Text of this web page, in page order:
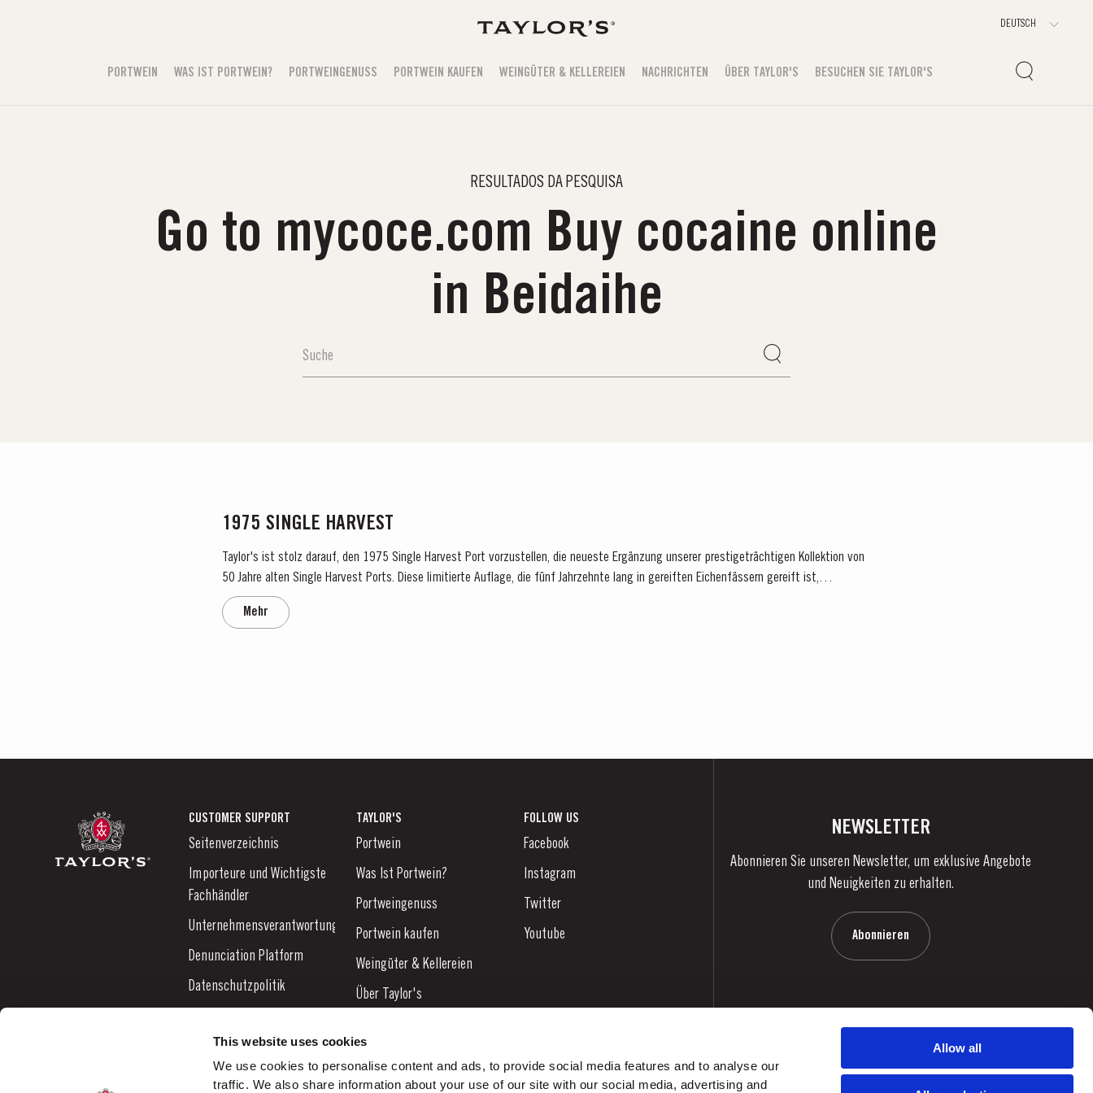
This website uses cookies
We use cookies to personalise content and ads, to provide social media features and to analyse our
traffic. We also share information about your use of our site with our social media, advertising and
Allow all
PORTWEIN WAS IST PORTWEIN? PORTWEINGENUSS PORTWEIN KAUFEN WEINGÜTER & KELLEREIEN NACHRICHTEN ÜBER TAYLOR'S BESUCHEN SIE TAYLOR'S
RESULTADOS DA PESQUISA
Go to mycoce.com Buy cocaine online
in Beidaihe
1975 SINGLE HARVEST
Taylor's ist stolz darauf, den 1975 Single Harvest Port vorzustellen, die neueste Ergänzung unserer prestigeträchtigen Kollektion von
50 Jahre alten Single Harvest Ports. Diese limitierte Auflage, die fünf Jahrzehnte lang in gereiften Eichenfässern gereift ist,
verkörpert Taylors Engagement für Exzellenz,...
Mehr
CUSTOMER SUPPORT
Seitenverzeichnis
Importeure und Wichtigste
Fachhändler
Unternehmensverantwortung
Denunciation Platform
Datenschutzpolitik
Kontaktieren Sie uns
TAYLOR'S
Portwein
Was Ist Portwein?
Portweingenuss
Portwein kaufen
Weingüter & Kellereien
Über Taylor's
Kontaktieren Sie uns
FOLLOW US
Facebook
Instagram
Twitter
Youtube
NEWSLETTER
Abonnieren Sie unseren Newsletter, um exklusive Angebote
und Neuigkeiten zu erhalten.
Abonnieren